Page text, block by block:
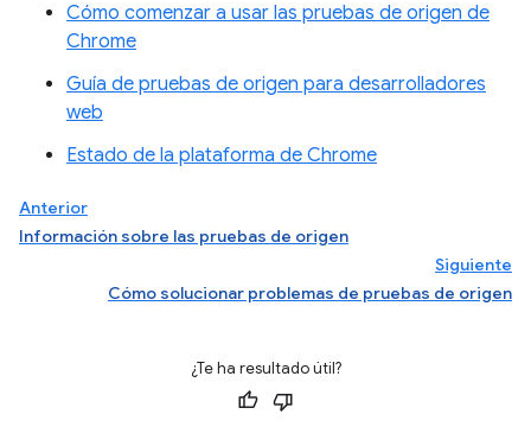
Cómo comenzar a usar las pruebas de origen de
Chrome
Guía de pruebas de origen para desarrolladores
web
Estado de la plataforma de Chrome
Anterior
Información sobre las pruebas de origen
Siguiente
Cómo solucionar problemas de pruebas de origen
¿Te ha resultado útil?